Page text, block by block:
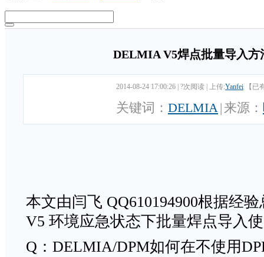
DELMIA V5焊点批量导入方
2014-08-24 17:00:26 ?次阅读 上传:Yanfei 【已
关键词： DELMIA| 来源：
本文由闫飞 QQ610194900根据经
V5 环境应急状态下批量焊点导入
Q：DELMIA/DPM如何在不使用